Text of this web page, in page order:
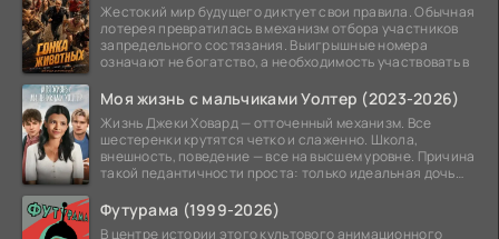
Жестокий мир будущего диктует свои правила. Обычная
лотерея превратилась в механизм отбора участников
запредельного состязания. Выигрышные номера
означают не богатство, а необходимость участвовать в
Моя жизнь с мальчиками Уолтер (2023-2026)
Жизнь Джеки Ховард — отточенный механизм. Все
шестеренки крутятся четко и слаженно. Школа,
внешность, поведение — все на высшем уровне. Причина
такой педантичности проста: только идеальная дочь
Футурама (1999-2026)
В центре истории этого культового анимационного